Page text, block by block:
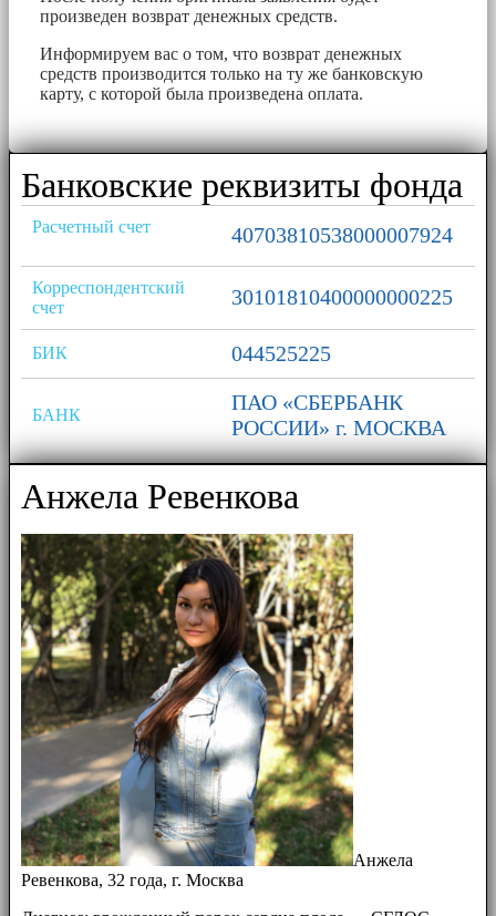
произведен возврат денежных средств.
Информируем вас о том, что возврат денежных
средств производится только на ту же банковскую
карту, с которой была произведена оплата.
Банковские реквизиты фонда
Расчетный счет 40703810538000007924
Корреспондентский
счет
30101810400000000225
БИК 044525225
БАНК
ПАО «СБЕРБАНК
РОССИИ» г. МОСКВА
Анжела Ревенкова
Анжела
Ревенкова, 32 года, г. Москва